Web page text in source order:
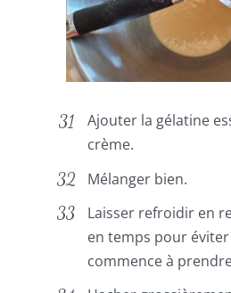
Ajouter la gélatine
crème.
Mélanger bien.
Laisser refroidir en
en temps pour
commence à